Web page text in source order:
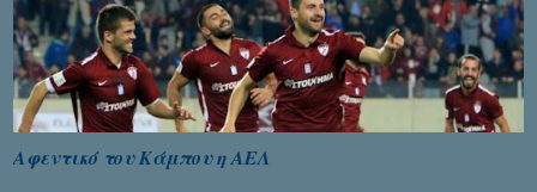
Αφεντικό του Κάμπου η ΑΕΛ